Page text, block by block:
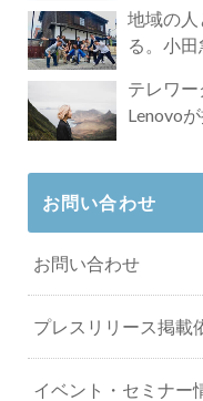
地域の人
る。小
テレワー
Lenovo
お問い合わせ
お問い合わせ
プレスリリース掲載
イベント・セミナー